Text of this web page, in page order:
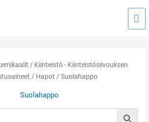
/ Kiinteistö - Kiinteistösiivouksen
/ Hapot / Suolahappo
Suolahappo